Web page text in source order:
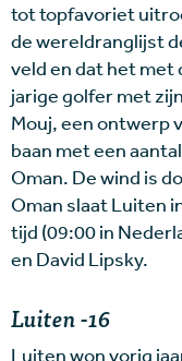
tot topfavoriet
de wereldranglijst
veld en dat het met
jarige golfer met
Mouj, een ontwerp
baan met een
Oman. De wind is
Oman slaat Luiten
tijd (09:00 in
en David Lipsky.
Luiten -16
Luiten won vorig